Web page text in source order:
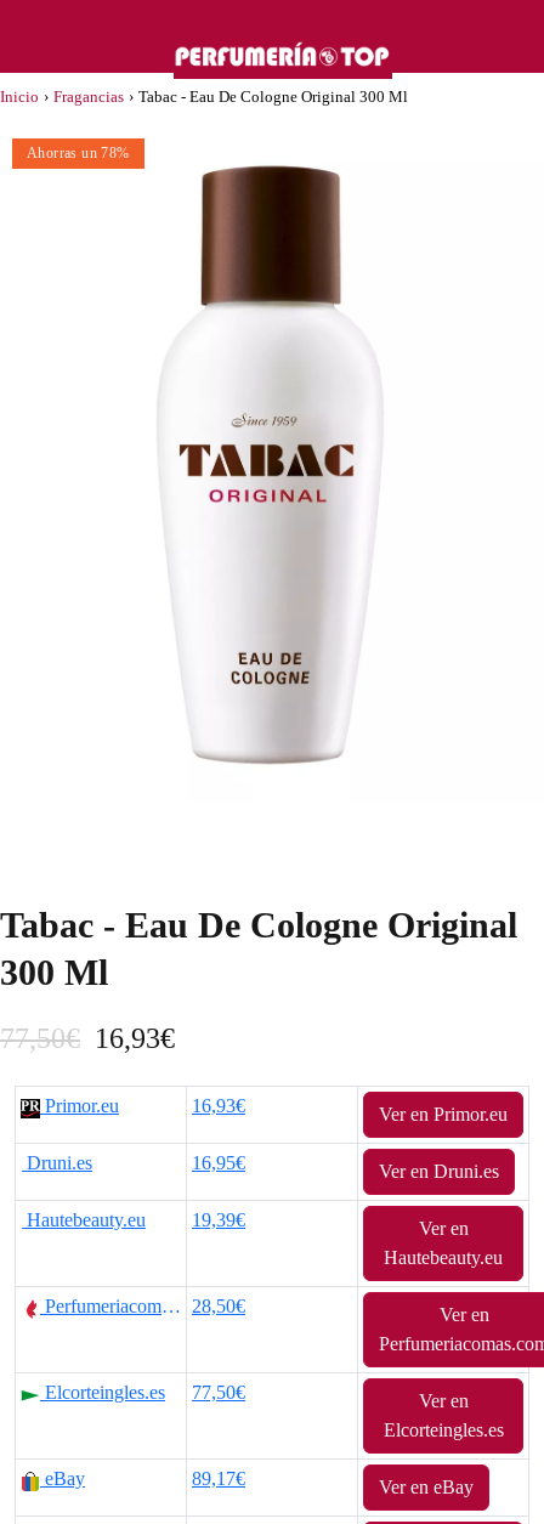
Inicio › Fragancias › Tabac - Eau De Cologne Original 300 Ml
Ahorras un 78%
Tabac - Eau De Cologne Original
300 Ml
77,50€ E
l
e
i
o
r
16,93€E
l
i
c
Primor.eu 16,93€ Ver en Primor.eu
Druni.es 16,95€ Ver en Druni.es
Hautebeauty.eu 19,39€
Ver en
Hautebeauty.eu
Perfumeriacomas.com 28,50€
Ver en
Elcorteingles.es 77,50€
Ver en
Elcorteingles.es
eBay 89,17€ Ver en eBay